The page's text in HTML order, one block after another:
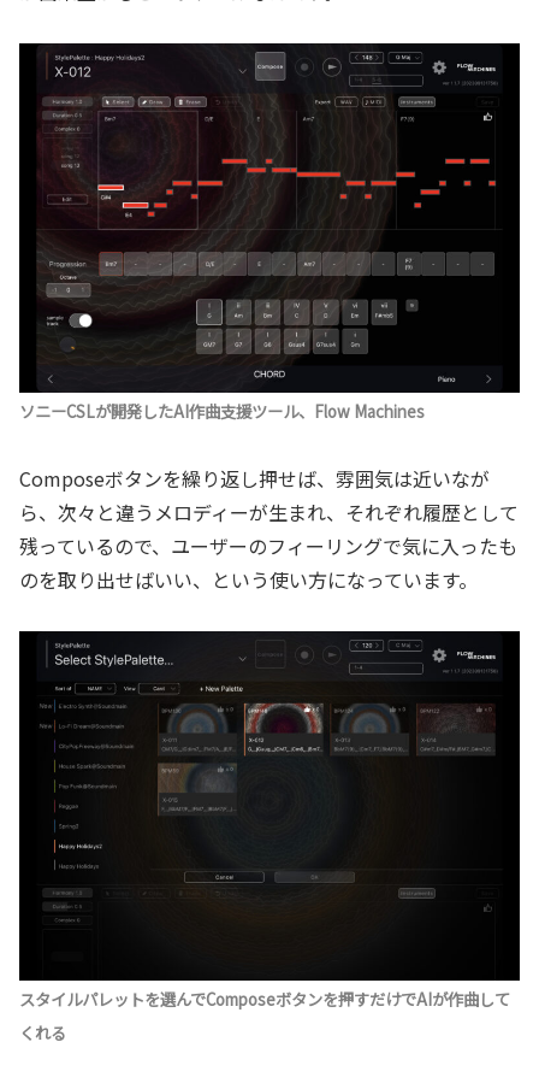
ソニーCSLが開発したAI作曲支援ツール、Flow Machines
Composeボタンを繰り返し押せば、雰囲気は近いなが
ら、次々と違うメロディーが生まれ、それぞれ履歴として
残っているので、ユーザーのフィーリングで気に入ったも
のを取り出せばいい、という使い方になっています。
スタイルパレットを選んでComposeボタンを押すだけでAIが作曲して
くれる